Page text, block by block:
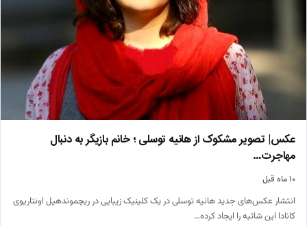
عکس| تصویر مشکوک از هانیه توسلی ؛ خانم بازیگر به دنبال
مهاجرت…
۱۰ ماه قبل
انتشار عکس‌های جدید هانیه توسلی در یک کلینیک زیبایی در ریچموندهیل اونتاریوی
کانادا این شائبه را ایجاد کرده…